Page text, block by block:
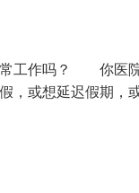
常工作吗？ 你医
，或想延迟假期，